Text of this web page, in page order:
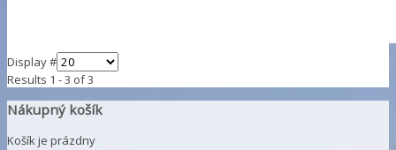
Display #
Results 1 - 3 of 3
Nákupný košík
Košík je prázdny